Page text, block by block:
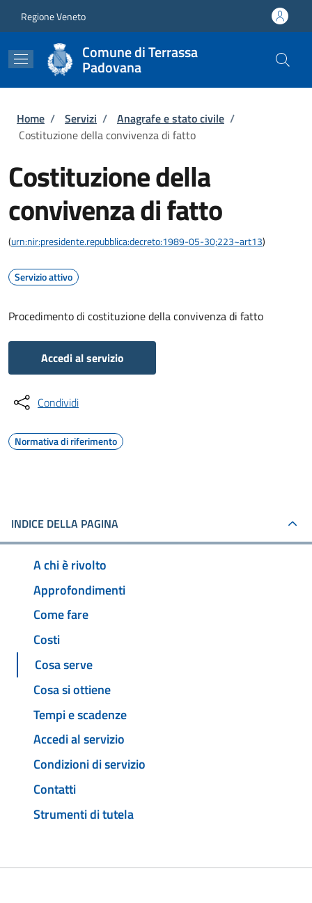
Regione Veneto
Comune di Terrassa
Padovana
Briciole di pane
Home / Servizi / Anagrafe e stato civile /
Costituzione della convivenza di fatto
Costituzione della
convivenza di fatto
(urn:nir:presidente.repubblica:decreto:1989-05-30;223~art13)
Servizio attivo
Procedimento di costituzione della convivenza di fatto
Accedi al servizio
Condividi
Normativa di riferimento
INDICE DELLA PAGINA
A chi è rivolto
Approfondimenti
Come fare
Costi
Cosa serve
Cosa si ottiene
Tempi e scadenze
Accedi al servizio
Condizioni di servizio
Contatti
Strumenti di tutela